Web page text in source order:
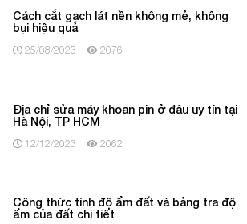
Cách cắt gạch lát nền không mẻ, không
bụi hiệu quả
25/08/2023 2076
Địa chỉ sửa máy khoan pin ở đâu uy tín tại
Hà Nội, TP HCM
12/12/2023 2062
Công thức tính độ ẩm đất và bảng tra độ
ẩm của đất chi tiết